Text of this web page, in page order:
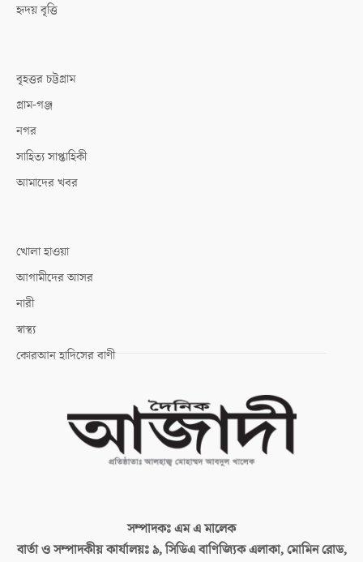
হৃদয় বৃত্তি
বৃহত্তর চট্টগ্রাম
গ্রাম-গঞ্জ
নগর
সাহিত্য সাপ্তাহিকী
আমাদের খবর
খোলা হাওয়া
আগামীদের আসর
নারী
স্বাস্থ্য
কোরআন হাদিসের বাণী
সম্পাদকঃএম এ মালেক
বার্তা ও সম্পাদকীয় কার্যালয়ঃ৯, সিডিএ বাণিজ্যিক এলাকা, মোমিন রোড,